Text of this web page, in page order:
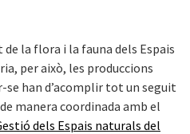
la flora i la fauna dels Espais
per això, les produccions
se han d’acomplir tot un seguit
manera coordinada amb el
dels Espais naturals del